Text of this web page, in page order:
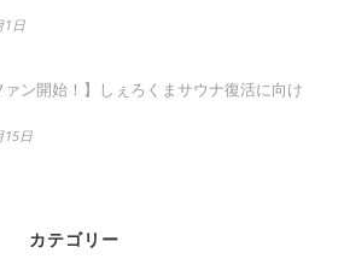
1日
ァン開始！】しぇろくまサウナ復活に向け
15日
カテゴリー